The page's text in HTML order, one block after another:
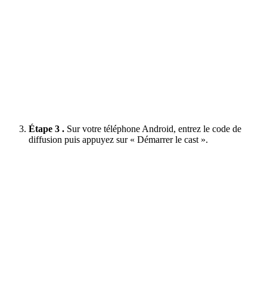
Étape 3 . Sur votre téléphone Android, entrez le code de
diffusion puis appuyez sur « Démarrer le cast ».